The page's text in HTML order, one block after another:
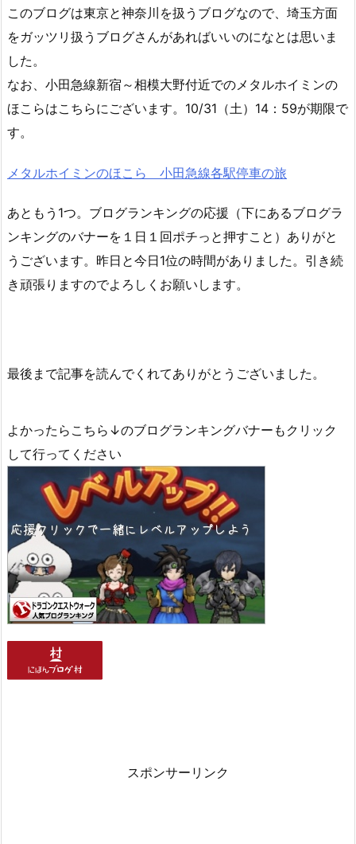
このブログは東京と神奈川を扱うブログなので、埼玉方面
をガッツリ扱うブログさんがあればいいのになとは思いま
した。
なお、小田急線新宿～相模大野付近でのメタルホイミンの
ほこらはこちらにございます。10/31（土）14：59が期限で
す。
メタルホイミンのほこら 小田急線各駅停車の旅
あともう1つ。ブログランキングの応援（下にあるブログラ
ンキングのバナーを１日１回ポチっと押すこと）ありがと
うございます。昨日と今日1位の時間がありました。引き続
き頑張りますのでよろしくお願いします。
最後まで記事を読んでくれてありがとうございました。
よかったらこちら↓のブログランキングバナーもクリック
して行ってください
スポンサーリンク